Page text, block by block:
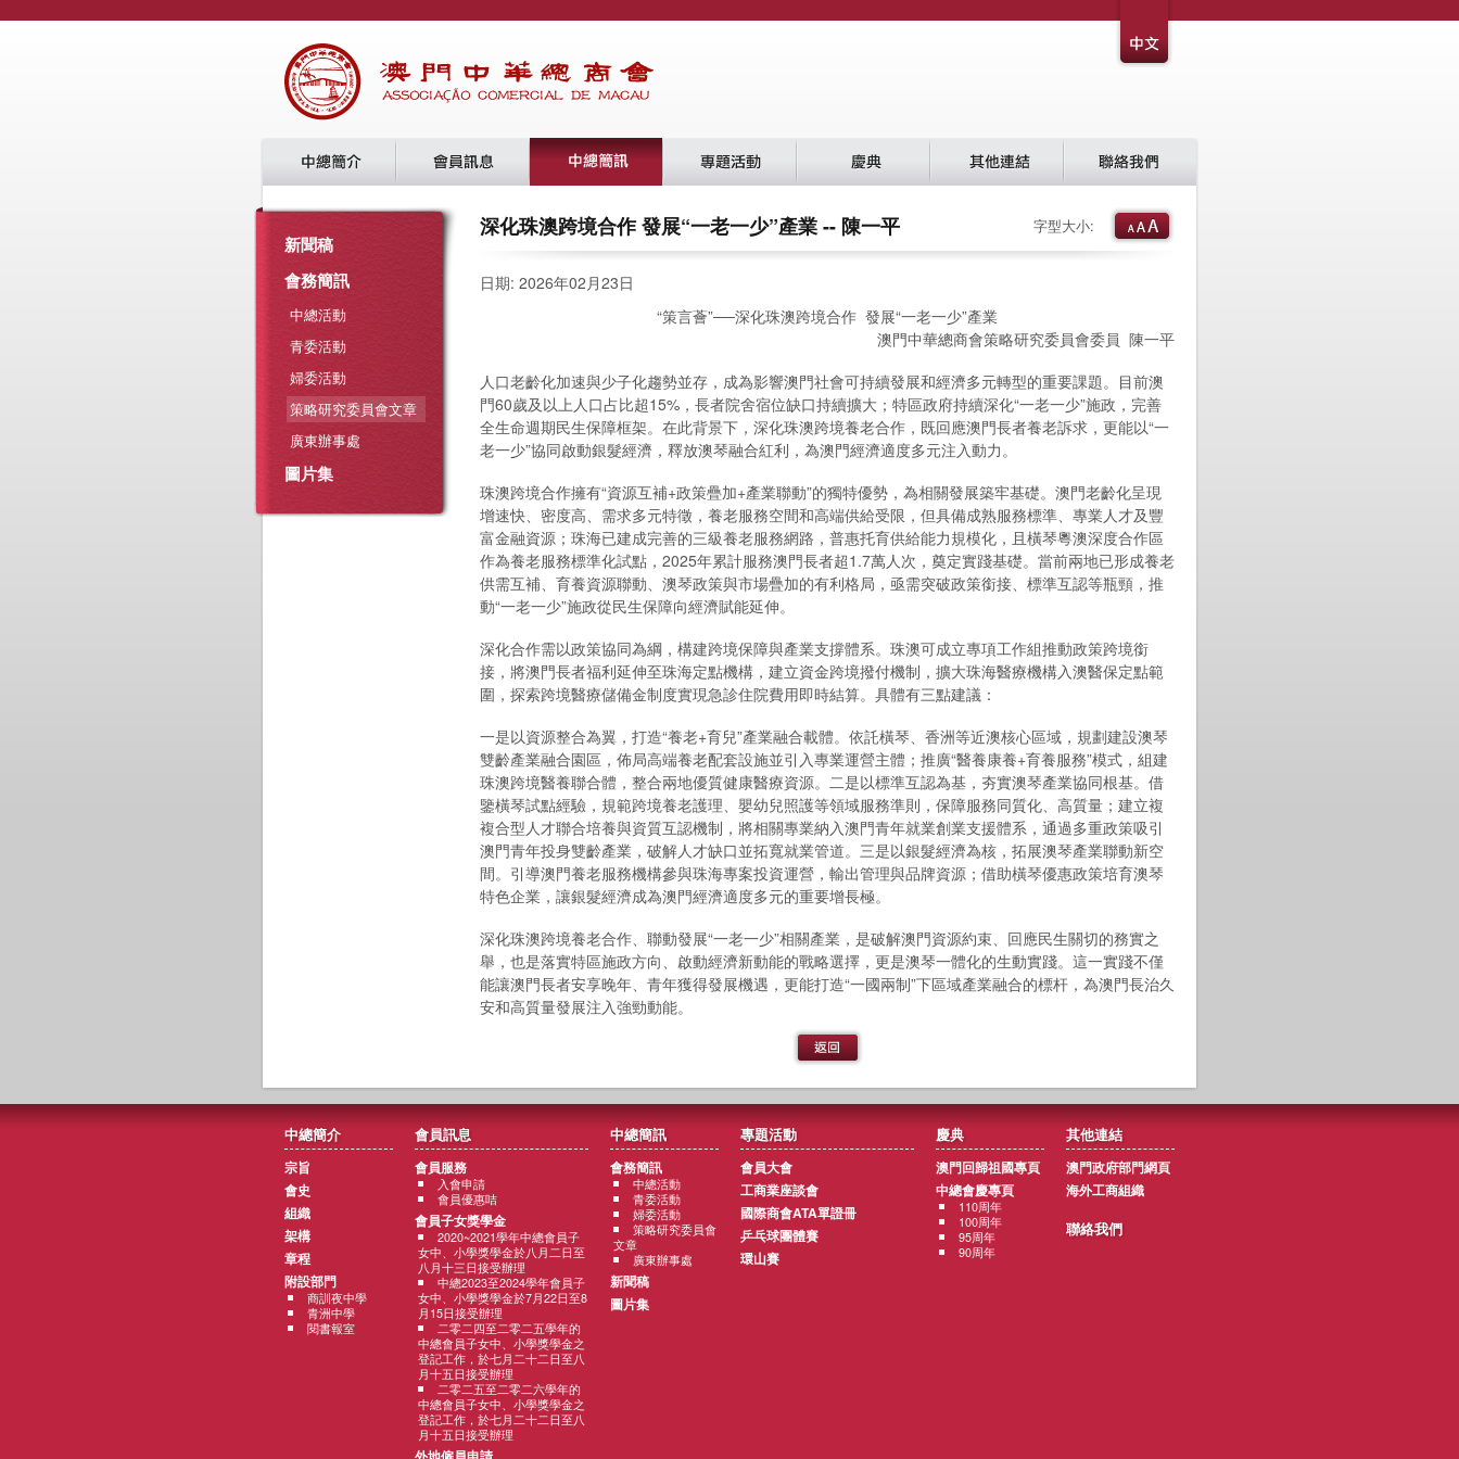
新聞稿
會務簡訊
中總活動
青委活動
婦委活動
策略研究委員會文章
廣東辦事處
圖片集
深化珠澳跨境合作 發展“一老一少”產業 -- 陳一平 字型大小:
日期: 2026年02月23日
“策言薈”──深化珠澳跨境合作 發展“一老一少”產業
澳門中華總商會策略研究委員會委員 陳一平
人口老齡化加速與少子化趨勢並存，成為影響澳門社會可持續發展和經濟多元轉型的重要課題。目前澳
門60歲及以上人口占比超15%，長者院舍宿位缺口持續擴大；特區政府持續深化“一老一少”施政，完善
全生命週期民生保障框架。在此背景下，深化珠澳跨境養老合作，既回應澳門長者養老訴求，更能以“一
老一少”協同啟動銀髮經濟，釋放澳琴融合紅利，為澳門經濟適度多元注入動力。
珠澳跨境合作擁有“資源互補+政策疊加+產業聯動”的獨特優勢，為相關發展築牢基礎。澳門老齡化呈現
增速快、密度高、需求多元特徵，養老服務空間和高端供給受限，但具備成熟服務標準、專業人才及豐
富金融資源；珠海已建成完善的三級養老服務網路，普惠托育供給能力規模化，且橫琴粵澳深度合作區
作為養老服務標準化試點，2025年累計服務澳門長者超1.7萬人次，奠定實踐基礎。當前兩地已形成養老
供需互補、育養資源聯動、澳琴政策與市場疊加的有利格局，亟需突破政策銜接、標準互認等瓶頸，推
動“一老一少”施政從民生保障向經濟賦能延伸。
深化合作需以政策協同為綱，構建跨境保障與產業支撐體系。珠澳可成立專項工作組推動政策跨境銜
接，將澳門長者福利延伸至珠海定點機構，建立資金跨境撥付機制，擴大珠海醫療機構入澳醫保定點範
圍，探索跨境醫療儲備金制度實現急診住院費用即時結算。具體有三點建議：
一是以資源整合為翼，打造“養老+育兒”產業融合載體。依託橫琴、香洲等近澳核心區域，規劃建設澳琴
雙齡產業融合園區，佈局高端養老配套設施並引入專業運營主體；推廣“醫養康養+育養服務”模式，組建
珠澳跨境醫養聯合體，整合兩地優質健康醫療資源。二是以標準互認為基，夯實澳琴產業協同根基。借
鑒橫琴試點經驗，規範跨境養老護理、嬰幼兒照護等領域服務準則，保障服務同質化、高質量；建立複
複合型人才聯合培養與資質互認機制，將相關專業納入澳門青年就業創業支援體系，通過多重政策吸引
澳門青年投身雙齡產業，破解人才缺口並拓寬就業管道。三是以銀髮經濟為核，拓展澳琴產業聯動新空
間。引導澳門養老服務機構參與珠海專案投資運營，輸出管理與品牌資源；借助橫琴優惠政策培育澳琴
特色企業，讓銀髮經濟成為澳門經濟適度多元的重要增長極。
深化珠澳跨境養老合作、聯動發展“一老一少”相關產業，是破解澳門資源約束、回應民生關切的務實之
舉，也是落實特區施政方向、啟動經濟新動能的戰略選擇，更是澳琴一體化的生動實踐。這一實踐不僅
能讓澳門長者安享晚年、青年獲得發展機遇，更能打造“一國兩制”下區域產業融合的標杆，為澳門長治久
安和高質量發展注入強勁動能。
中總簡介
宗旨
會史
組織
架構
章程
附設部門
商訓夜中學
青洲中學
閱書報室
會員訊息
會員服務
入會申請
會員優惠咭
會員子女獎學金
2020~2021學年中總會員子
女中、小學獎學金於八月二日至
八月十三日接受辦理
中總2023至2024學年會員子
女中、小學獎學金於7月22日至8
月15日接受辦理
二零二四至二零二五學年的
中總會員子女中、小學獎學金之
登記工作，於七月二十二日至八
月十五日接受辦理
二零二五至二零二六學年的
中總會員子女中、小學獎學金之
登記工作，於七月二十二日至八
月十五日接受辦理
中總簡訊
會務簡訊
中總活動
青委活動
婦委活動
策略研究委員會
文章
廣東辦事處
新聞稿
圖片集
專題活動
會員大會
工商業座談會
國際商會ATA單證冊
乒乓球團體賽
環山賽
慶典
澳門回歸祖國專頁
中總會慶專頁
110周年
100周年
95周年
90周年
其他連結
澳門政府部門網頁
海外工商組織
聯絡我們